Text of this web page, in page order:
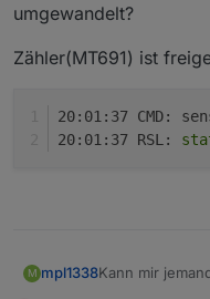
umgewandelt?
Zähler(MT691) ist
20:01:37 CMD:
20:01:37 RSL:
M mpl1338Kann mir